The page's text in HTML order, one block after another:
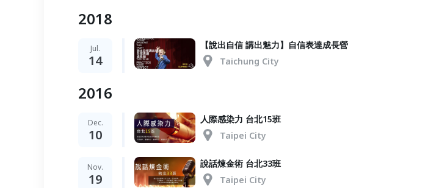
2018
Jul.
14
【說出自信 講出魅力】自信表達成長營
Taichung City
2016
Dec.
10
人際感染力 台北15班
Taipei City
Nov.
19
說話煉金術 台北33班
Taipei City